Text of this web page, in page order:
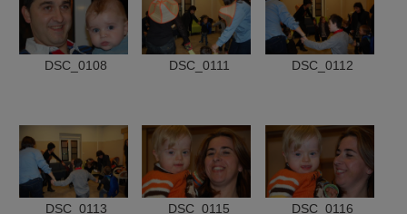
DSC_0108 DSC_0111 DSC_0112
DSC_0113 DSC_0115 DSC_0116